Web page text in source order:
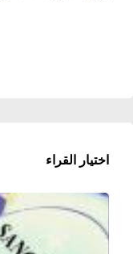
اختيار القراء